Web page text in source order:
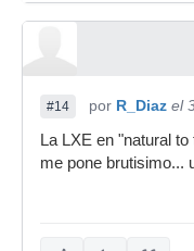
#14 por R_Diaz el
La LXE en "natural
me pone brutisimo...